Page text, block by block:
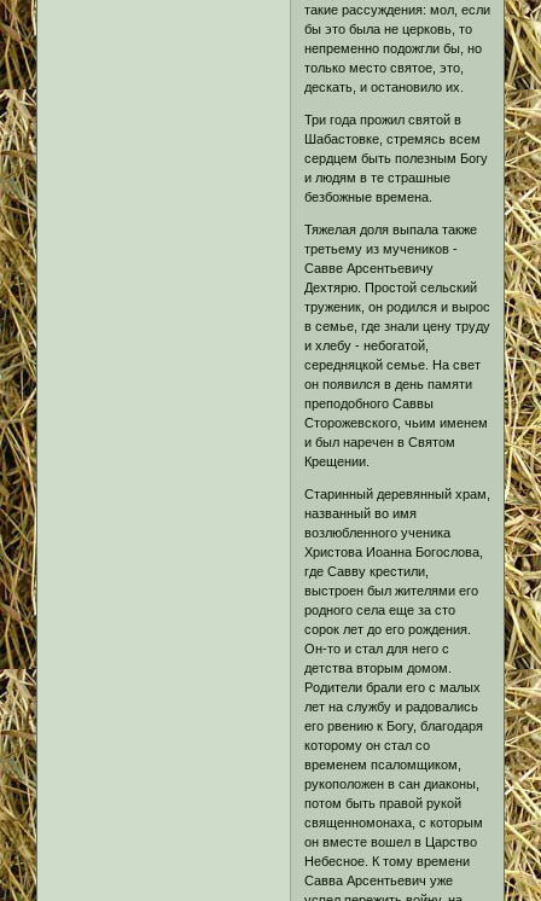
такие рассуждения: мол, если
бы это была не церковь, то
непременно подожгли бы, но
только место святое, это,
дескать, и остановило их.
Три года прожил святой в
Шабастовке, стремясь всем
сердцем быть полезным Богу
и людям в те страшные
безбожные времена.
Тяжелая доля выпала также
третьему из мучеников -
Савве Арсентьевичу
Дехтярю. Простой сельский
труженик, он родился и вырос
в семье, где знали цену труду
и хлебу - небогатой,
середняцкой семье. На свет
он появился в день памяти
преподобного Саввы
Сторожевского, чьим именем
и был наречен в Святом
Крещении.
Старинный деревянный храм,
названный во имя
возлюбленного ученика
Христова Иоанна Богослова,
где Савву крестили,
выстроен был жителями его
родного села еще за сто
сорок лет до его рождения.
Он-то и стал для него с
детства вторым домом.
Родители брали его с малых
лет на службу и радовались
его рвению к Богу, благодаря
которому он стал со
временем псаломщиком,
рукоположен в сан диаконы,
потом быть правой рукой
священномонаха, с которым
он вместе вошел в Царство
Небесное. К тому времени
Савва Арсентьевич уже